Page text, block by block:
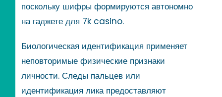
поскольку шифры формируются автономно
на гаджете для 7k casino.
Биологическая идентификация применяет
неповторимые физические признаки
личности. Следы пальцев или
идентификация лика предоставляют